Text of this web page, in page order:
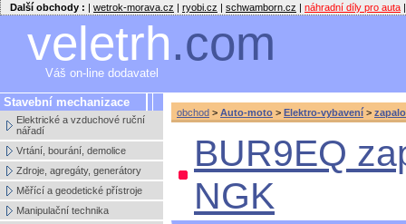
Další obchody : | wetrok-morava.cz | ryobi.cz | schwamborn.cz | náhradní díly pro auta |
veletrh.com
Váš on-line dodavatel
Stavební mechanizace
Elektrické a vzduchové ruční
nářadí
Vrtání, bourání, demolice
Zdroje, agregáty, generátory
Měřící a geodetické přístroje
Manipulační technika
obchod > Auto-moto > Elektro-vybavení >
BUR9EQ
NGK